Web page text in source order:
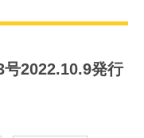
2022.10.9発行